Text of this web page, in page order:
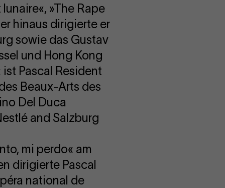
»The Rape
hinaus dirigierte er
sowie das Gustav
und Hong Kong
Pascal Resident
Beaux-Arts des
Del Duca
and Salzburg
mi perdo« am
dirigierte Pascal
national de